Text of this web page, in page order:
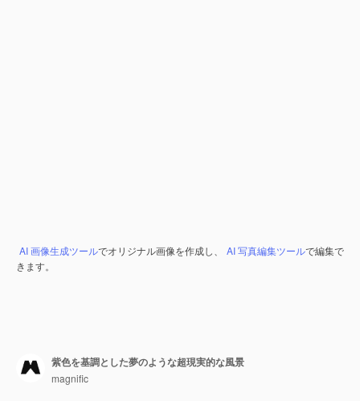
AI 画像生成ツールでオリジナル画像を作成し、 AI 写真編集ツールで編集で
きます。
紫色を基調とした夢のような超現実的な風景
magnific